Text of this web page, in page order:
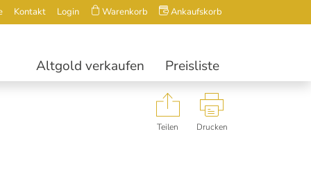
Kontakt Login Warenkorb Ankaufskorb
Altgold verkaufen Preisliste
Teilen Drucken